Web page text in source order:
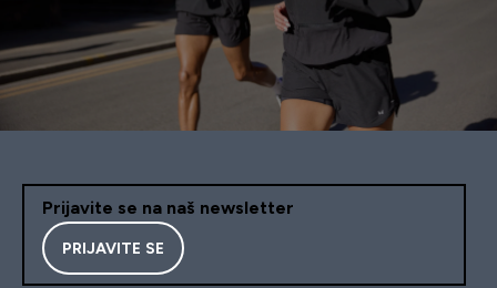
Prijavite se na naš newsletter
PRIJAVITE SE